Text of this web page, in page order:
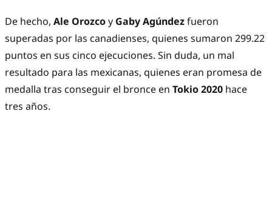
De hecho, Ale Orozcoy Gaby Agúndezfueron
superadas por las canadienses, quienes sumaron 299.22
puntos en sus cinco ejecuciones. Sin duda, un mal
resultado para las mexicanas, quienes eran promesa de
medalla tras conseguir el bronce en Tokio 2020 hace
tres años.